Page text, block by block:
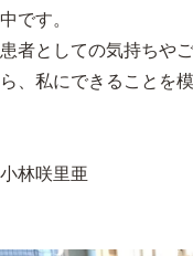
中です。
患者としての気持ちや
ら、私にできることを
小林咲里亜